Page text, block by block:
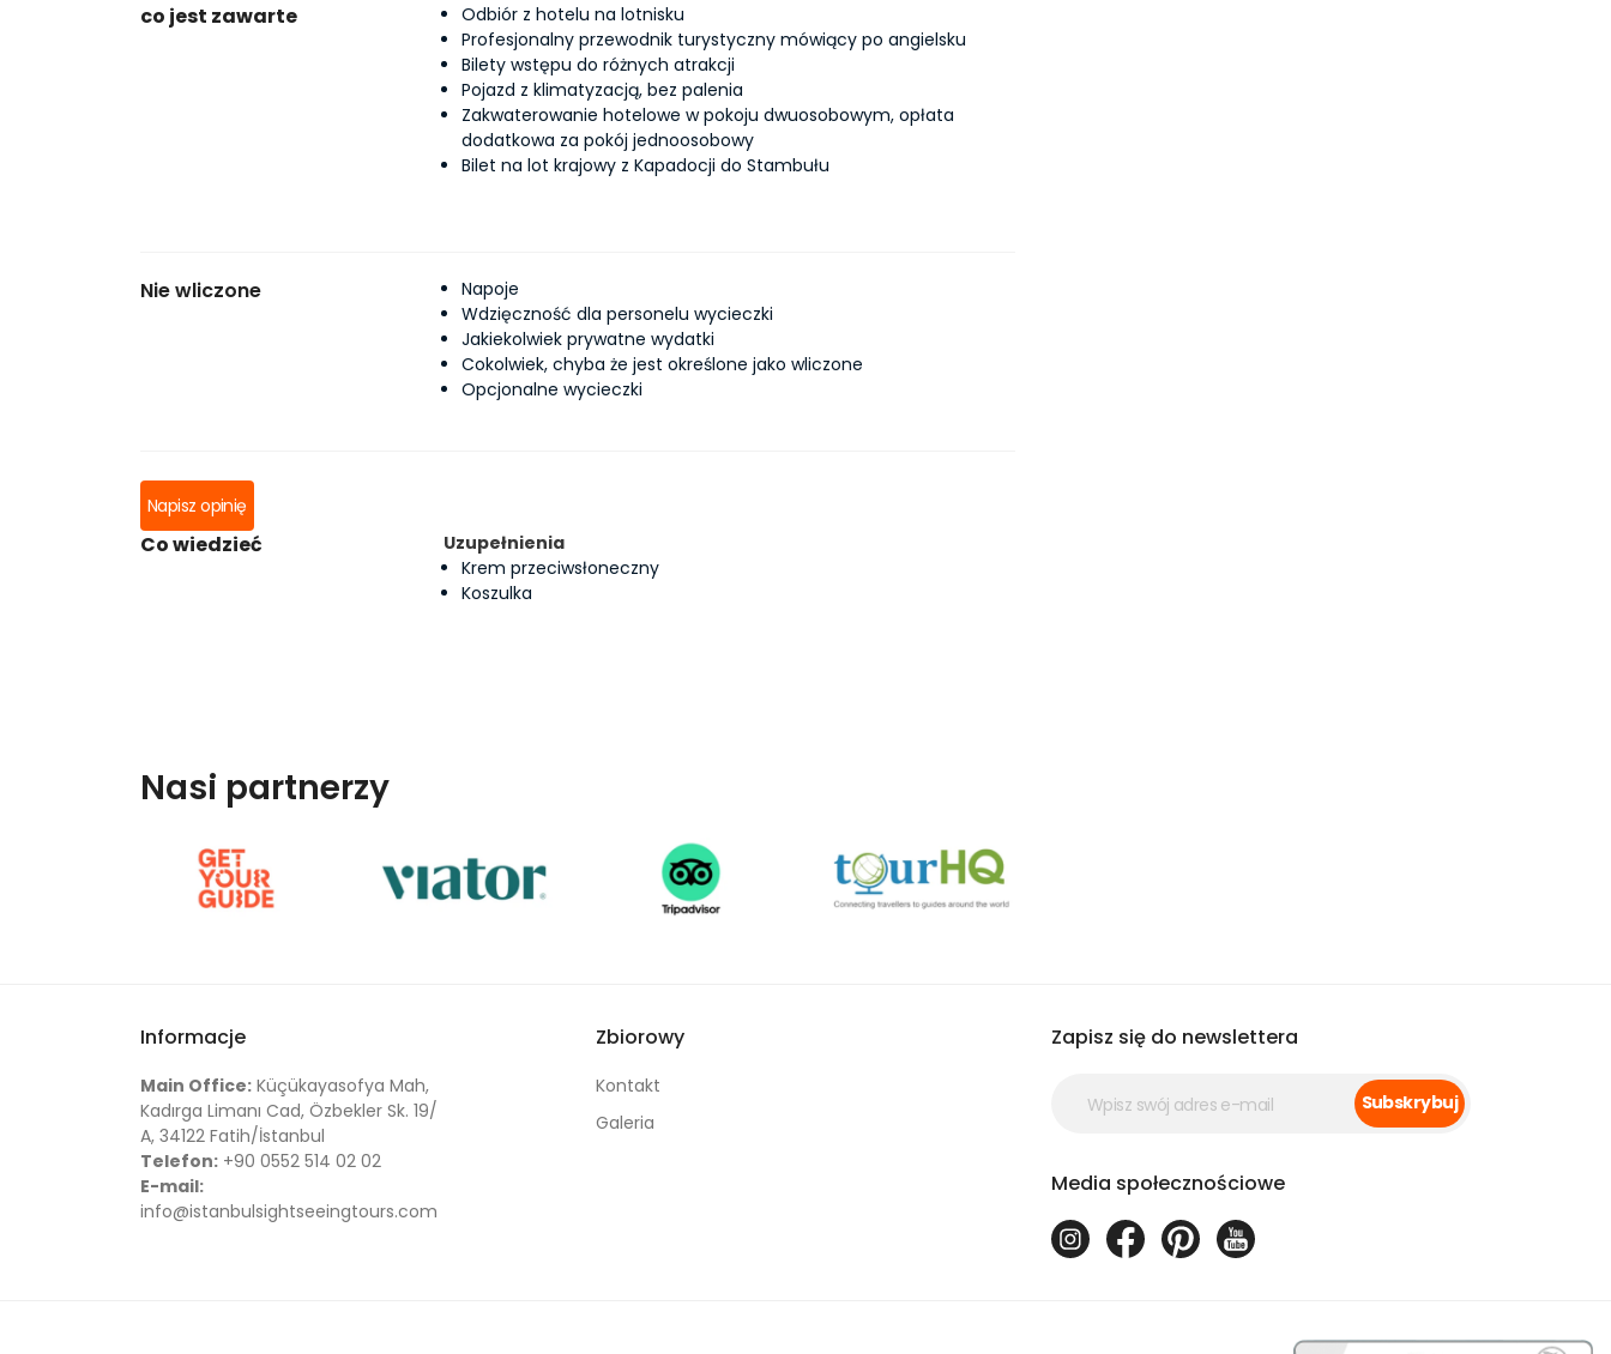
co jest zawarte
Odbiór z hotelu na lotnisku
Profesjonalny przewodnik turystyczny mówiący po angielsku
Bilety wstępu do różnych atrakcji
Pojazd z klimatyzacją, bez palenia
Zakwaterowanie hotelowe w pokoju dwuosobowym, opłata
dodatkowa za pokój jednoosobowy
Bilet na lot krajowy z Kapadocji do Stambułu
Nie wliczone
Napoje
Wdzięczność dla personelu wycieczki
Jakiekolwiek prywatne wydatki
Cokolwiek, chyba że jest określone jako wliczone
Opcjonalne wycieczki
Napisz opinię
Co wiedzieć
Uzupełnienia
Krem przeciwsłoneczny
Koszulka
Nasi partnerzy
Informacje
Main Office: Küçükayasofya Mah,
Kadırga Limanı Cad, Özbekler Sk. 19/
A, 34122 Fatih/İstanbul
Telefon: +90 0552 514 02 02
E-mail:
info@istanbulsightseeingtours.com
Zbiorowy
Kontakt
Galeria
Zapisz się do newslettera
Subskrybuj
Media społecznościowe